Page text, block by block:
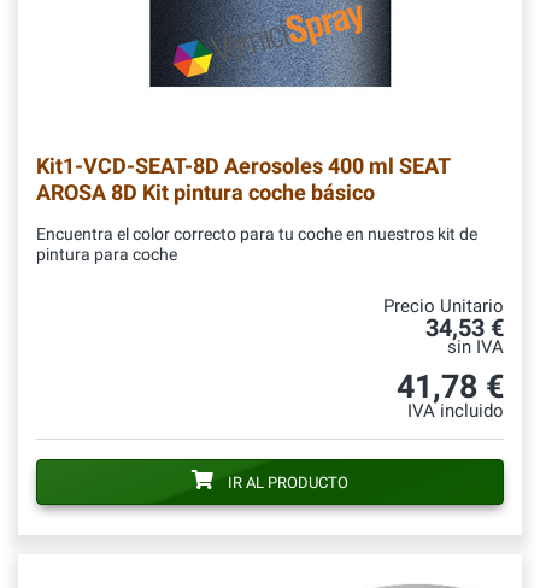
Kit1-VCD-SEAT-8D Aerosoles 400 ml SEAT
AROSA 8D Kit pintura coche básico
Encuentra el color correcto para tu coche en nuestros kit de
pintura para coche
Precio Unitario
34,53 €
sin IVA
41,78 €
IVA incluido
IR AL PRODUCTO